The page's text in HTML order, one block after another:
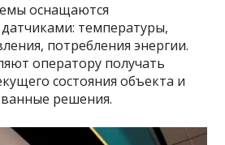
оснащаются
температуры,
потребления энергии.
оператору получать
состояния объекта и
решения.